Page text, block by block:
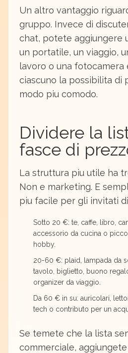
Un altro vantaggio
gruppo. Invece di
chat, potete aggiungere
un portatile, un viaggio,
lavoro o una fotocamera
ciascuno la possibilita di
modo piu comodo.
Dividere la
fasce di
La struttura piu utile ha
Non e marketing. E
piu facile per gli invitati
Sotto 20 €: te, caffe, libro,
accessorio da cucina o
hobby.
20-60 €: plaid, lampada da
tavolo, biglietto, buono
organizer da viaggio.
Da 60 € in su: auricolari,
tech o contributo per un
Se temete che la lista
commerciale,